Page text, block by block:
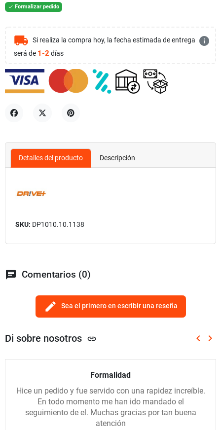
 Formalizar pedido
local_shipping Si realiza la compra hoy, la fecha estimada de entrega
será de 1-2 días
info
Detalles del producto Descripción
SKU: DP1010.10.1138
chat Comentarios (0)
edit Sea el primero en escribir una reseña
Di sobre nosotros link keyboard_arrow_left keyboard_arrow_right
Formalidad
Hice un pedido y fue servido con una rapidez increíble.
En todo momento me han ido mandado el
seguimiento de el. Muchas gracias por tan buena
atención